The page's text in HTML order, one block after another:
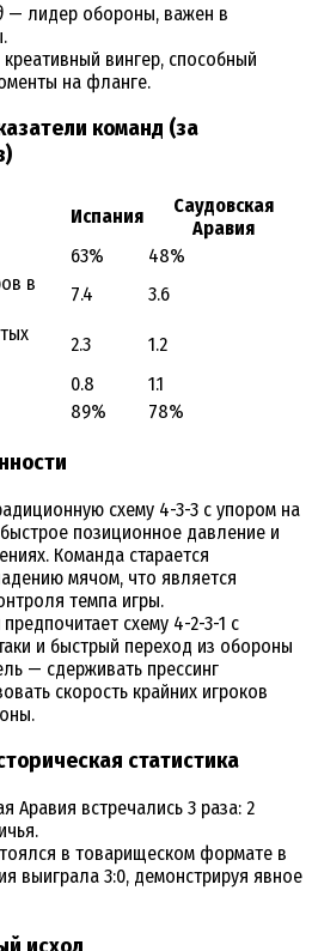
— лидер обороны, важен в
вингер, способный
на фланге.
команд (за
Испания
Саудовская
Аравия
63%
48%
в
7.4
3.6
2.3
1.2
0.8
1.1
89% 78%
схему 4-3-3 с упором на
позиционное давление и
Команда старается
мячом, что является
темпа игры.
предпочитает схему 4-2-3-1 с
и быстрый переход из обороны
— сдерживать прессинг
скорость крайних игроков
статистика
Аравия встречались 3 раза: 2
в товарищеском формате в
выиграла 3:0, демонстрируя явное